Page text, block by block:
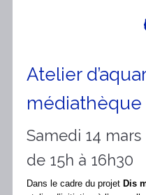
Atelier
médiathèque
Samedi 14 mars
de 15h à 16h30
Dans le cadre du projet Dis